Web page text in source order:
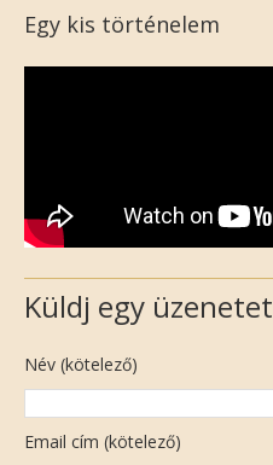
Egy kis történelem
Küldj egy üzenetet
Név (kötelező)
Email cím (kötelező)